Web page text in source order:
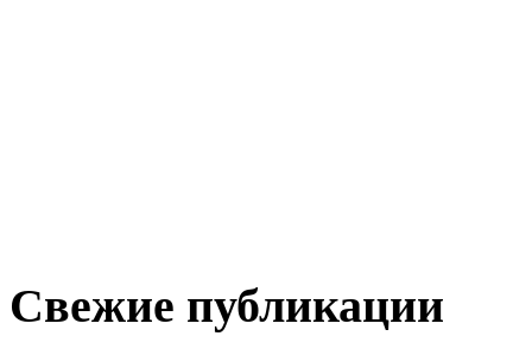
Свежие публикации